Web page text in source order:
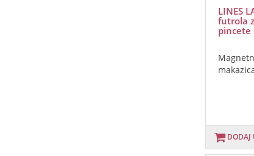
LINES
futrola
pincete
DODAJ